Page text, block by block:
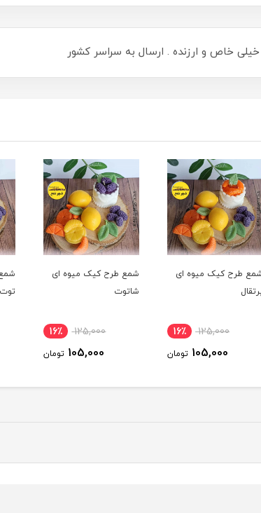
خاص و ارزنده . ارسال به سراسر کشور
طرح کیک میوه ای
125,000 16٪
105,000 تومان
شمع طرح کیک میوه ای
شاتوت
125,000 16٪
105,000 تومان
توت